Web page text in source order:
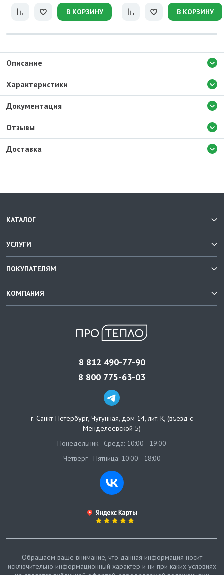
В КОРЗИНУ В КОРЗИНУ
Доставка
Описание
Характеристики
Документация
Отзывы
КАТАЛОГ
УСЛУГИ
ПОКУПАТЕЛЯМ
КОМПАНИЯ
8 812 490-77-90
8 800 775-63-03
г. Санкт-Петербург, Чугунная, дом 14, лит. К, (въезд с
Менделеевской 5)
Понедельник - Среда: 10:00 - 19:00
Четверг - Пятница: 10:00 - 18:00
Обращаем ваше внимание, что данная информация носит
исключительно информационный характер и ни при каких условиях